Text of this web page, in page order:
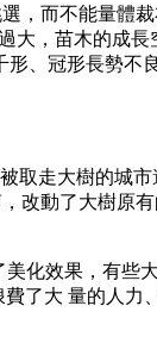
，而不能量體
大，苗木的成
、冠形長勢不
取走大樹的城
改動了大樹原
化效果，有些
了大 量的人力